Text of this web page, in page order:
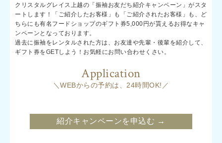
クリスタルグレイス上越の「振袖お友だち紹介キャンペーン」がスタ
ートします！「ご紹介したお客様」も「ご紹介されたお客様」も、ど
ちらにも有名フードショップのギフト券5,000円が貰えるお得なキャ
ンペーンとなっております。
過去に振袖をレンタルされた方は、お友達や先輩・後輩を紹介して、
ギフト券をGETしよう！お気軽にお問い合わせくさい。
Application
＼WEBからの予約は、24時間OK!／
紹介キャンペーンを申込む →